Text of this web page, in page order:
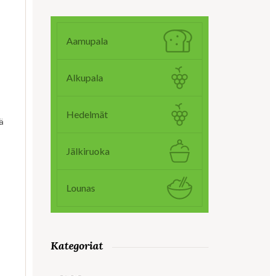
Aamupala
Alkupala
Hedelmät
Jälkiruoka
Lounas
Kategoriat